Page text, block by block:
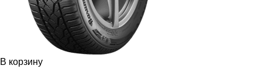
В корзину